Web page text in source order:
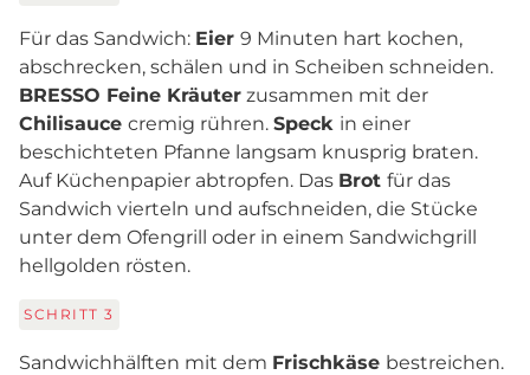
Für das Sandwich: Eier 9 Minuten hart kochen,
abschrecken, schälen und in Scheiben schneiden.
BRESSO Feine Kräuter zusammen mit der
Chilisauce cremig rühren. Speck in einer
beschichteten Pfanne langsam knusprig braten.
Auf Küchenpapier abtropfen. Das Brot für das
Sandwich vierteln und aufschneiden, die Stücke
unter dem Ofengrill oder in einem Sandwichgrill
hellgolden rösten.
SCHRITT 3
Sandwichhälften mit dem Frischkäse bestreichen.